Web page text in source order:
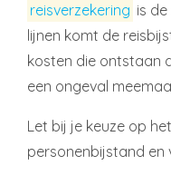
reisverzekering is
lijnen komt de
kosten die ontstaan
een ongeval
Let bij je keuze op
personenbijstand en